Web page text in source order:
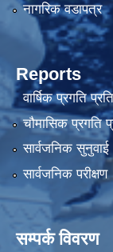
नागरिक वडापत्र
Reports
वार्षिक प्रगति
चौमासिक प्रगति
सार्वजनिक सुनुवाई
सार्वजनिक परीक्षण
सम्पर्क विवरण